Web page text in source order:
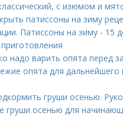
с изюмом и
патиссоны на зиму
Патиссоны на зиму - 15
надо варить опята перед
опята для дальнейшего
груши осенью.
груши осенью для